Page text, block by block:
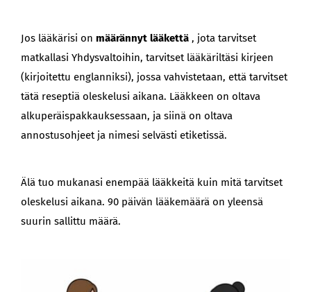
Jos lääkärisi on määrännyt lääkettä, jota tarvitset
matkallasi Yhdysvaltoihin, tarvitset lääkäriltäsi kirjeen
(kirjoitettu englanniksi), jossa vahvistetaan, että tarvitset
tätä reseptiä oleskelusi aikana. Lääkkeen on oltava
alkuperäispakkauksessaan, ja siinä on oltava
annostusohjeet ja nimesi selvästi etiketissä.
Älä tuo mukanasi enempää lääkkeitä kuin mitä tarvitset
oleskelusi aikana. 90 päivän lääkemäärä on yleensä
suurin sallittu määrä.